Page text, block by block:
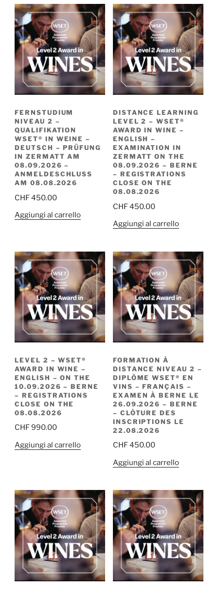
FERNSTUDIUM
NIVEAU 2 –
QUALIFIKATION
WSET® IN WEINE –
DEUTSCH – PRÜFUNG
IN ZERMATT AM
08.09.2026 –
ANMELDESCHLUSS
AM 08.08.2026
CHF450.00
Aggiungi al carrello
DISTANCE LEARNING
LEVEL 2 – WSET®
AWARD IN WINE –
ENGLISH –
EXAMINATION IN
ZERMATT ON THE
08.09.2026 – BERNE
– REGISTRATIONS
CLOSE ON THE
08.08.2026
CHF450.00
Aggiungi al carrello
LEVEL 2 – WSET®
AWARD IN WINE –
ENGLISH – ON THE
10.09.2026 – BERNE
– REGISTRATIONS
CLOSE ON THE
08.08.2026
CHF990.00
Aggiungi al carrello
FORMATION À
DISTANCE NIVEAU 2 –
DIPLÔME WSET® EN
VINS – FRANÇAIS –
EXAMEN À BERNE LE
26.09.2026 – BERNE
– CLÔTURE DES
INSCRIPTIONS LE
22.08.2026
CHF450.00
Aggiungi al carrello